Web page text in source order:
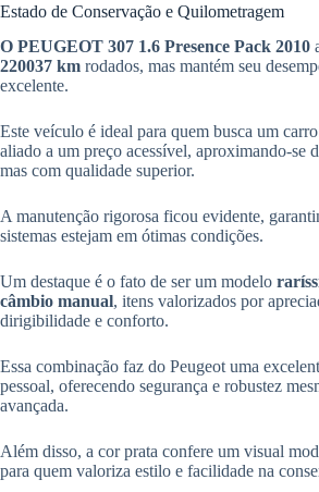
Estado de Conservação e Quilometragem
O PEUGEOT 307 1.6 Presence Pack 2010
220037 km rodados, mas mantém seu
excelente.
Este veículo é ideal para quem busca um
aliado a um preço acessível, aproximando-se
mas com qualidade superior.
A manutenção rigorosa ficou evidente,
sistemas estejam em ótimas condições.
Um destaque é o fato de ser um modelo
câmbio manual, itens valorizados por
dirigibilidade e conforto.
Essa combinação faz do Peugeot uma
pessoal, oferecendo segurança e robustez
avançada.
Além disso, a cor prata confere um visual
para quem valoriza estilo e facilidade na